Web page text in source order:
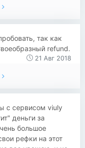
так как
refund.
21 Авг 2018
с сервисом viuly
деньги за
большое
рефки на этот